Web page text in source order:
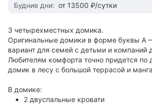
Будние дни: от 13500 ₽/сутки
3 четырехместных домика.
Оригинальные домики в форме буквы А
вариант для семей с детьми и компаний
Любителям комфорта точно придется по
домик в лесу с большой террасой и
В домике:
2 двуспальные кровати